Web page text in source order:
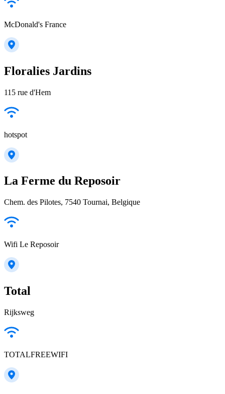
McDonald's France
Floralies Jardins
115 rue d'Hem
hotspot
La Ferme du Reposoir
Chem. des Pilotes, 7540 Tournai, Belgique
Wifi Le Reposoir
Total
Rijksweg
TOTALFREEWIFI